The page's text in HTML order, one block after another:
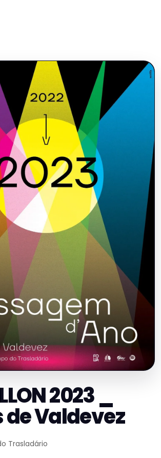
2023 _
Valdevez
Trasladário